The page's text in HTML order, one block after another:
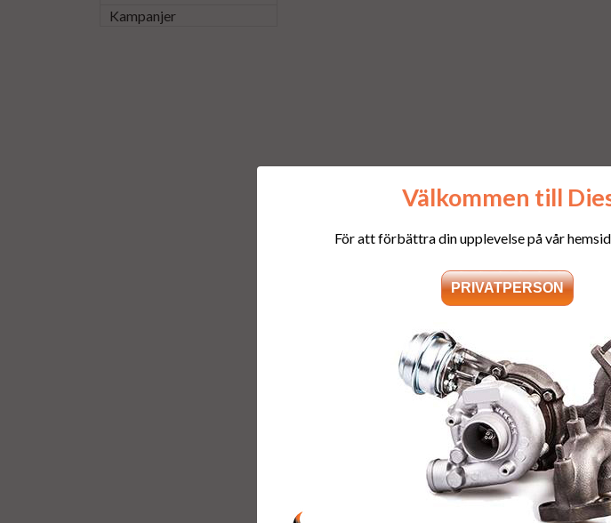
Kampanjer
Välkommen till
För att förbättra din upplevelse på vår